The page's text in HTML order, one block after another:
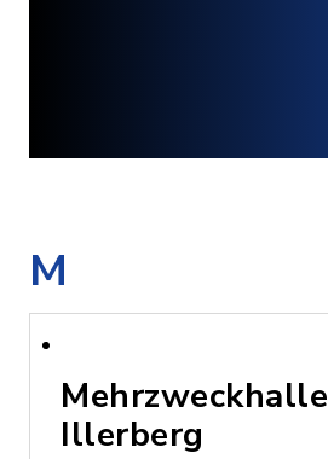
M
Mehrzweckhalle
Illerberg